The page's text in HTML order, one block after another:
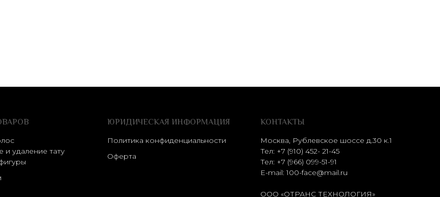
удаление тату
ЮРИДИЧЕСКАЯ ИНФОРМАЦИЯ
Политика конфиденциальности
Оферта
КОНТАКТЫ
Москва, Рублевское шоссе д.30 к.1
Тел: +7 (910) 452- 21-45
Тел: +7 (966) 099-51-91
E-mail:100-face@mail.ru
ООО «ОТРАНС ТЕХНОЛОГИЯ»